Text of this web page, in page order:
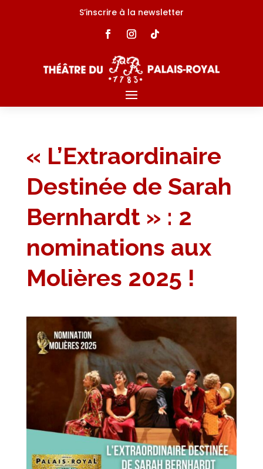
S’inscrire à la newsletter
« L’Extraordinaire
Destinée de Sarah
Bernhardt » : 2
nominations aux
Molières 2025 !